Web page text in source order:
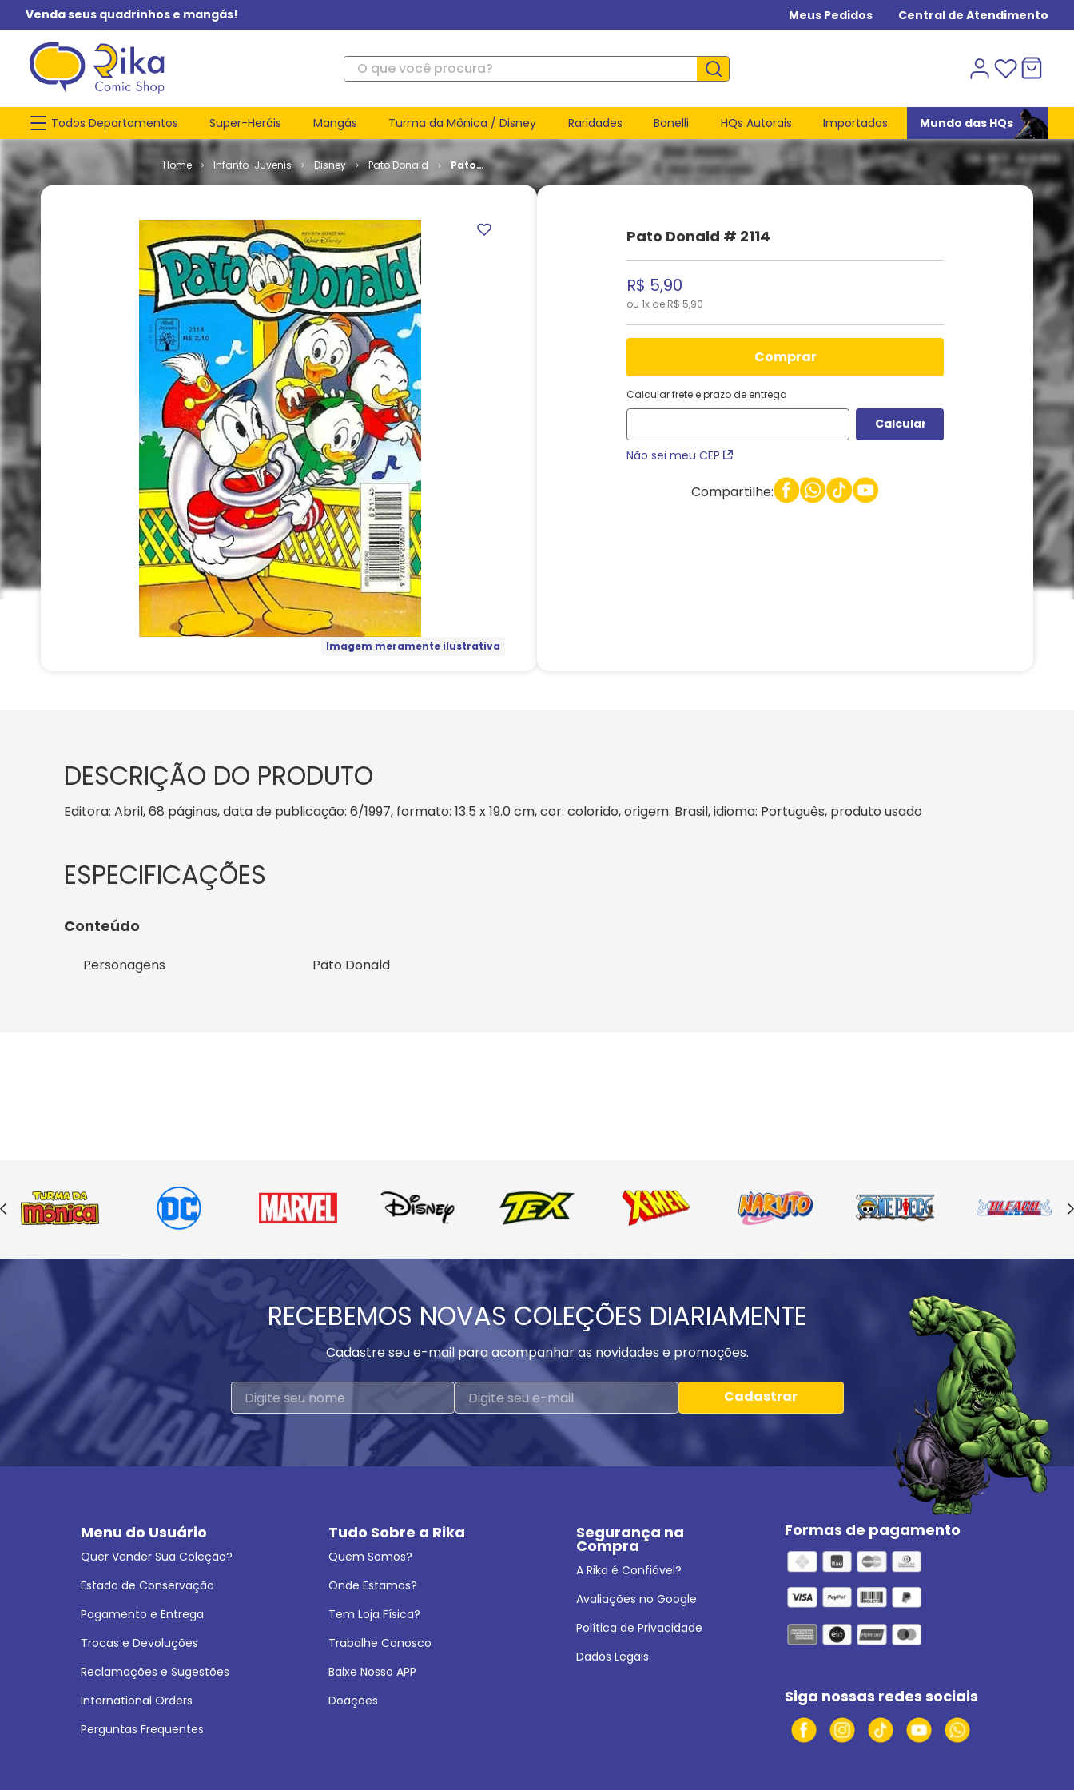
Venda seus quadrinhos e mangás! Meus Pedidos Central de Atendimento
O que você procura?
Todos Departamentos Super-Heróis Mangás Turma da Mônica / Disney Raridades Bonelli HQs Autorais Importados Mundo das HQs
Infanto-Juvenis Disney Pato Donald
Pato
Donald #
Imagem meramente ilustrativa
Pato Donald # 2114
R$ 5,90
ou 1x de R$ 5,90
comprar
Calcular frete e prazo de entrega
Não sei meu CEP
Compartilhe:
DESCRIÇÃO DO PRODUTO
Editora: Abril, 68 páginas, data de publicação: 6/1997, formato: 13.5 x 19.0 cm, cor: colorido, origem: Brasil, idioma: Português, produto usado
Conteúdo
Personagens Pato Donald
RECEBEMOS NOVAS COLEÇÕES DIARIAMENTE
Cadastre seu e-mail para acompanhar as novidades e promoções.
Cadastrar
Menu do Usuário
Quer Vender Sua Coleção?
Estado de Conservação
Pagamento e Entrega
Trocas e Devoluções
Reclamações e Sugestões
International Orders
Perguntas Frequentes
Tudo Sobre a Rika
Quem Somos?
Onde Estamos?
Tem Loja Física?
Trabalhe Conosco
Baixe Nosso APP
Doações
Segurança na
Compra
A Rika é Confiável?
Avaliações no Google
Política de Privacidade
Dados Legais
Formas de pagamento
Siga nossas redes sociais